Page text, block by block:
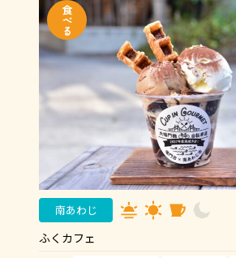
南あわじ
ふくカフェ